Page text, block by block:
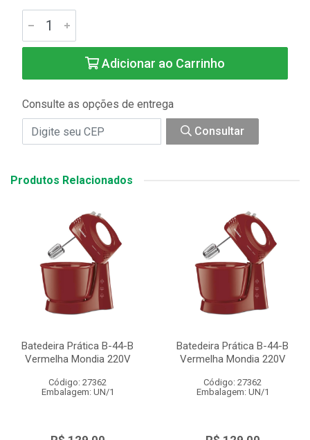
Adicionar ao Carrinho
Consulte as opções de entrega
Consultar
Produtos Relacionados
Batedeira Prática B-44-B
Vermelha Mondia 220V
Código: 27362
Embalagem: UN/1
Batedeira Prática B-44-B
Vermelha Mondia 220V
Código: 27362
Embalagem: UN/1